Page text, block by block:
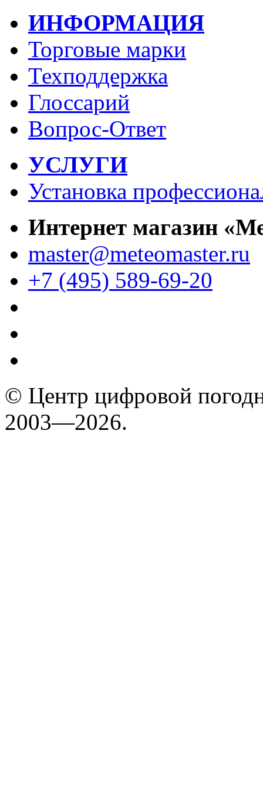
ИНФОРМАЦИЯ
Торговые марки
Техподдержка
Глоссарий
Вопрос-Ответ
УСЛУГИ
Установка
Интернет магазин
master@meteomaster.ru
+7 (495) 589-69-20
© Центр цифровой
2003—2026.